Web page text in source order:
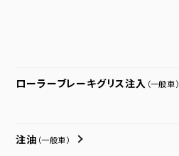
ローラーブレーキグリス注入 （一般車）
注油 （一般車）